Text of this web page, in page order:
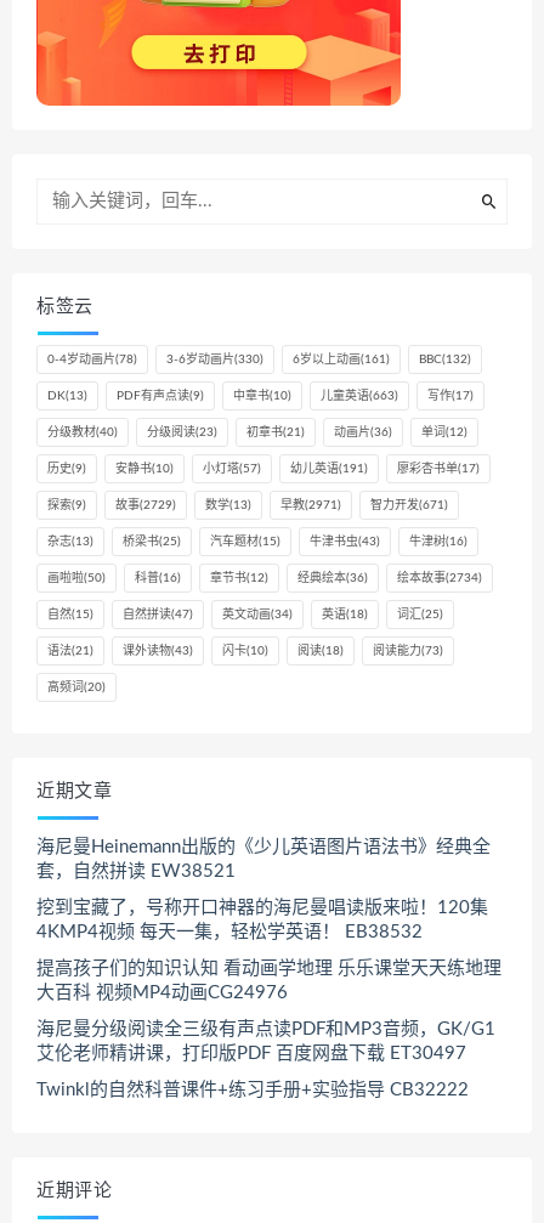
标签云
0-4岁动画片(78) 3-6岁动画片(330) 6岁以上动画(161) BBC(132)
DK(13) PDF有声点读(9) 中章书(10) 儿童英语(663) 写作(17)
分级教材(40) 分级阅读(23) 初章书(21) 动画片(36) 单词 (12)
历史(9) 安静书(10) 小灯塔(57) 幼儿英语(191) 廖彩杏书单(17)
探索(9) 故事(2729) 数学(13) 早教(2971) 智力开发(671)
杂志(13) 桥梁书(25) 汽车题材(15) 牛津书虫(43) 牛津树(16)
画啦啦(50) 科普(16) 章节书(12) 经典绘本(36) 绘本故事(2734)
自然(15) 自然拼读(47) 英文动画(34) 英语(18) 词汇 (25)
语法(21) 课外读物(43) 闪卡(10) 阅读(18) 阅读能力(73)
高频词 (20)
近期文章
海尼曼Heinemann出版的《少儿英语图片语法书》经典全
套，自然拼读 EW38521
挖到宝藏了，号称开口神器的海尼曼唱读版来啦！120集
4KMP4视频 每天一集，轻松学英语！ EB38532
提高孩子们的知识认知 看动画学地理 乐乐课堂天天练地理
大百科 视频MP4动画CG24976
海尼曼分级阅读全三级有声点读PDF和MP3音频，GK/G1
艾伦老师精讲课，打印版PDF 百度网盘下载 ET30497
Twinkl的自然科普课件+练习手册+实验指导 CB32222
近期评论